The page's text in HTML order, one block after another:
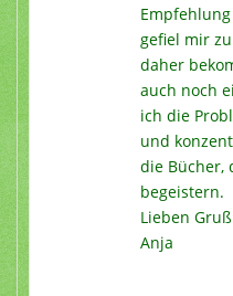
gefiel mir
daher
auch noch
ich die
und
die Bücher,
begeistern.
Lieben Gruß
Anja